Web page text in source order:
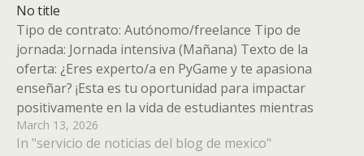
No title
Tipo de contrato: Autónomo/freelance Tipo de
jornada: Jornada intensiva (Mañana) Texto de la
oferta: ¿Eres experto/a en PyGame y te apasiona
enseñar? ¡Esta es tu oportunidad para impactar
positivamente en la vida de estudiantes mientras
compartes tu conocimiento en el fascinante mundo de
la creación de videojuegos. En ACAIS Cooperación…
March 13, 2026
In "servicio de noticias del blog de mexico"